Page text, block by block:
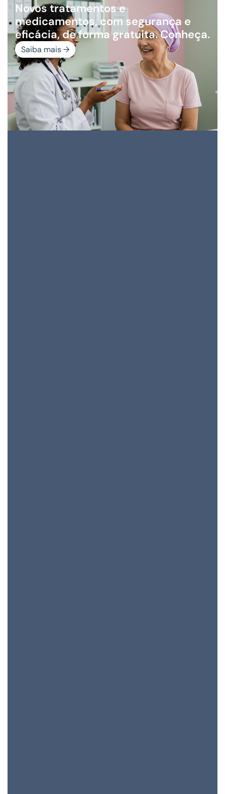
Novos tratamentos e
medicamentos, com segurança e
eficácia, de forma gratuita. Conheça.
Saiba mais →